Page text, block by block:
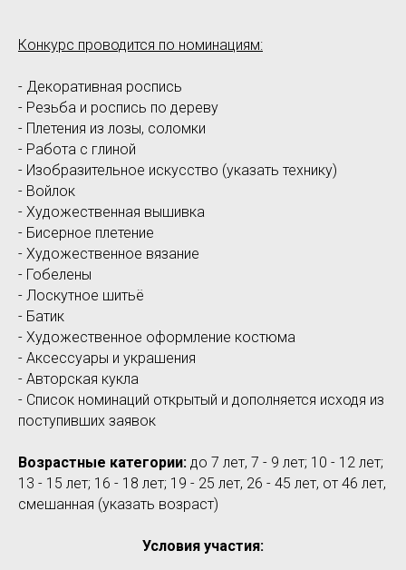
Конкурс проводится по номинациям:
- Декоративная роспись
- Резьба и роспись по дереву
- Плетения из лозы, соломки
- Работа с глиной
- Изобразительное искусство (указать технику)
- Войлок
- Художественная вышивка
- Бисерное плетение
- Художественное вязание
- Гобелены
- Лоскутное шитьё
- Батик
- Художественное оформление костюма
- Аксессуары и украшения
- Авторская кукла
- Список номинаций открытый и дополняется исходя из
поступивших заявок
Возрастные категории: до 7 лет, 7 - 9 лет; 10 - 12 лет;
13 - 15 лет; 16 - 18 лет; 19 - 25 лет, 26 - 45 лет, от 46 лет,
смешанная (указать возраст)
Условия участия: